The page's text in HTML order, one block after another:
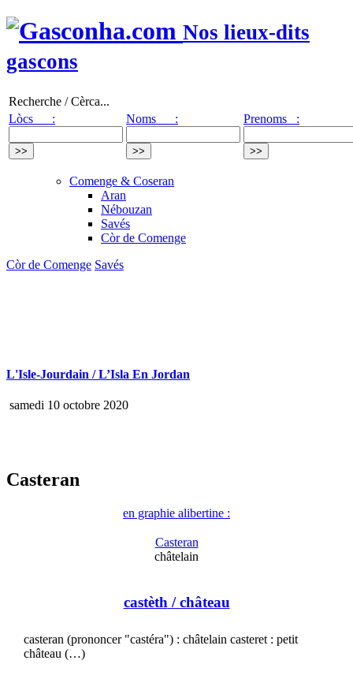
Nos lieux-dits
gascons
Recherche / Cèrca...
Lòcs :
Noms : Prenoms :
Comenge & Coseran
Aran
Nébouzan
Savés
Còr de Comenge
Còr de Comenge Savés
L'Isle-Jourdain / L’Isla En Jordan
samedi 10 octobre 2020
Casteran
en graphie alibertine :
Casteran
châtelain
castèth / château
casteran (prononcer "castéra") : châtelain casteret : petit
château (…)